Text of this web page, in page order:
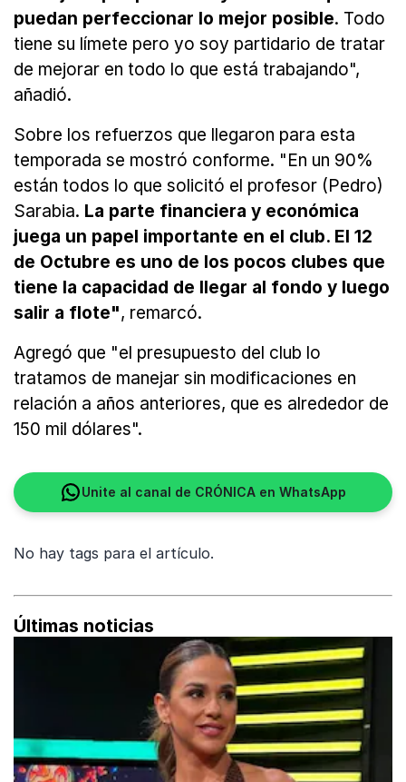
puedan perfeccionar lo mejor posible. Todo
tiene su límete pero yo soy partidario de tratar
de mejorar en todo lo que está trabajando",
añadió.
Sobre los refuerzos que llegaron para esta
temporada se mostró conforme. "En un 90%
están todos lo que solicitó el profesor (Pedro)
Sarabia. La parte financiera y económica
juega un papel importante en el club. El 12
de Octubre es uno de los pocos clubes que
tiene la capacidad de llegar al fondo y luego
salir a flote", remarcó.
Agregó que "el presupuesto del club lo
tratamos de manejar sin modificaciones en
relación a años anteriores, que es alrededor de
150 mil dólares".
Unite al canal de CRÓNICA en WhatsApp
No hay tags para el artículo.
Últimas noticias